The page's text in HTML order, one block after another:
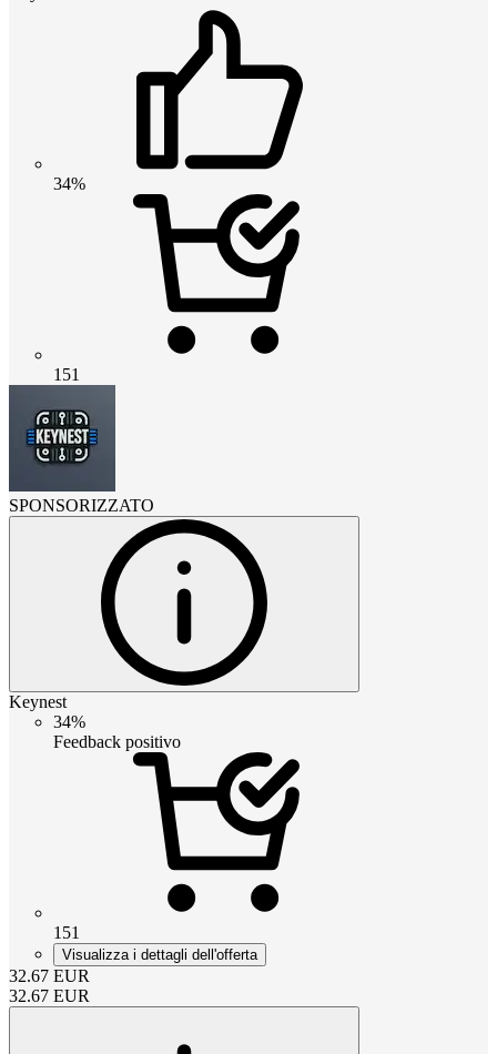
34%
151
SPONSORIZZATO
Keynest
34%
Feedback positivo
151
Visualizza i dettagli dell'offerta
32.67 EUR
32.67 EUR